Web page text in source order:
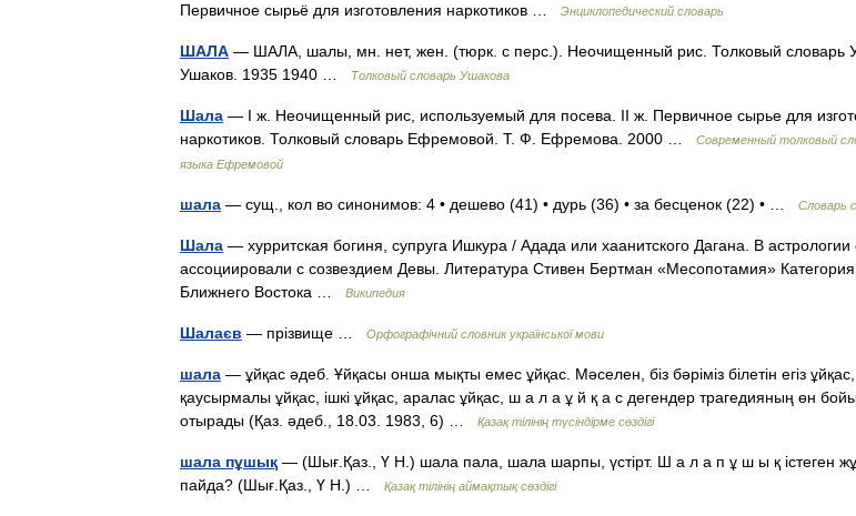
Первичное сырьё для изготовления наркотиков …
Энциклопедический словарь
ШАЛА — ШАЛА, шалы, мн. нет, жен. (тюрк. с перс.). Неочищенный рис. Толковый словарь
Ушаков. 1935 1940 …
Толковый словарь Ушакова
Шала — I ж. Неочищенный рис, используемый для посева. II ж. Первичное сырье для
наркотиков. Толковый словарь Ефремовой. Т. Ф. Ефремова. 2000 …
Современный толковый
языка Ефремовой
шала — сущ., кол во синонимов: 4 • дешево (41) • дурь (36) • за бесценок (22) • … Словарь
Шала — хурритская богиня, супруга Ишкура / Адада или хаанитского Дагана. В астрологии
ассоциировали с созвездием Девы. Литература Стивен Бертман «Месопотамия»
Ближнего Востока …
Википедия
Шалаєв — прізвище … Орфографічний словник української мови
шала — ұйқас әдеб. Ұйқасы онша мықты емес ұйқас. Мәселен, біз бәріміз білетін егіз
қаусырмалы ұйқас, ішкі ұйқас, аралас ұйқас, ш а л а ұ й қ а с дегендер трагедияның өн
отырады (Қаз. әдеб., 18.03. 1983, 6) …
Қазақ тілінің түсіндірме сөздігі
шала пұшық — (Шығ.Қаз., Ү Н.) шала пала, шала шарпы, үстірт. Ш а л а п ұ ш ы қ істеген
пайда? (Шығ.Қаз., Ү Н.) …
Қазақ тілінің аймақтық сөздігі